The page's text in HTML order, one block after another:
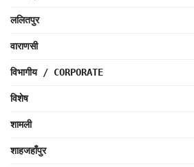
ललितपुर
वाराणसी
विभागीय / CORPORATE
विशेष
शामली
शाहजहाँपुर